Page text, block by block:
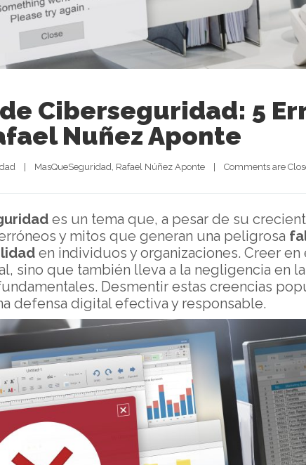
Ciberseguridad: 5
Nuñez Aponte
MasQueSeguridad, Rafael Núñez Aponte Comments are
es un tema que, a pesar de su
y mitos que generan una peligrosa
en individuos y organizaciones. Creer
sino que también lleva a la negligencia en
Desmentir estas creencias
defensa digital efectiva y responsable.